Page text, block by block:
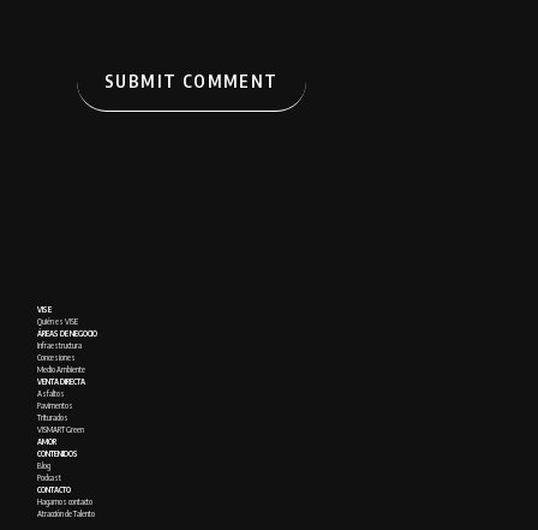
VISE
Quién es VISE
ÁREAS DE NEGOCIO
Infraestructura
Concesiones
Medio Ambiente
VENTA DIRECTA
Asfaltos
Pavimentos
Triturados
VISMART Green
AMOR
CONTENIDOS
Blog
Podcast
CONTACTO
Hagamos contacto
Atracción de Talento